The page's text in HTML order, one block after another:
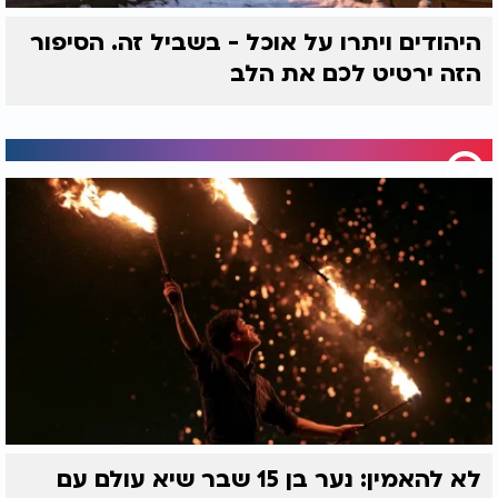
יהי רצון שנזכה לקבל את התורה כראוי !!!
חג שמח.
היהודים ויתרו על אוכל - בשביל זה. הסיפור
הזה ירטיט לכם את הלב
לא להאמין: נער בן 15 שבר שיא עולם עם